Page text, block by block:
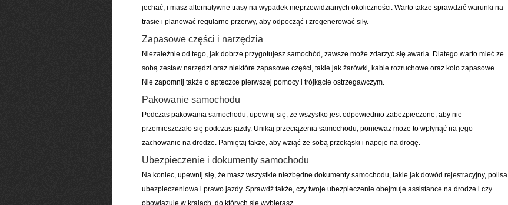
jechać, i masz alternatywne trasy na wypadek nieprzewidzianych okoliczności. Warto także sprawdzić warunki na
trasie i planować regularne przerwy, aby odpocząć i zregenerować siły.
Zapasowe części i narzędzia
Niezależnie od tego, jak dobrze przygotujesz samochód, zawsze może zdarzyć się awaria. Dlatego warto mieć ze
sobą zestaw narzędzi oraz niektóre zapasowe części, takie jak żarówki, kable rozruchowe oraz koło zapasowe.
Nie zapomnij także o apteczce pierwszej pomocy i trójkącie ostrzegawczym.
Pakowanie samochodu
Podczas pakowania samochodu, upewnij się, że wszystko jest odpowiednio zabezpieczone, aby nie
przemieszczało się podczas jazdy. Unikaj przeciążenia samochodu, ponieważ może to wpłynąć na jego
zachowanie na drodze. Pamiętaj także, aby wziąć ze sobą przekąski i napoje na drogę.
Ubezpieczenie i dokumenty samochodu
Na koniec, upewnij się, że masz wszystkie niezbędne dokumenty samochodu, takie jak dowód rejestracyjny, polisa
ubezpieczeniowa i prawo jazdy. Sprawdź także, czy twoje ubezpieczenie obejmuje assistance na drodze i czy
obowiązuje w krajach, do których się wybierasz.